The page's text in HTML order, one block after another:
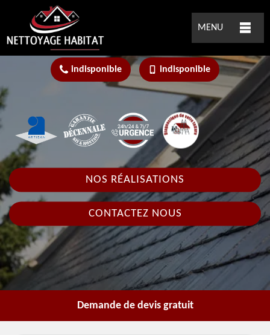
MENU
indisponible indisponible
NOS RÉALISATIONS
CONTACTEZ NOUS
Demande de devis gratuit